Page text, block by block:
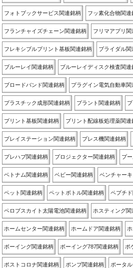
フォトブックサービス関連銘柄 フッ素化合物関連
フランチャイズチェーン関連銘柄 フリマアプリ関
フレキシブルプリント基板関連銘柄 ブライダル関
ブルーレイ関連銘柄 ブルーレイディスク検査関連
ブロードバンド関連銘柄 プラグイン電気自動車関
プラスチック成形関連銘柄 プラント関連銘柄
プリント基板関連銘柄 プリント配線板処理薬関連
プレイステーション関連銘柄 プレス機関連銘柄
プレハブ関連銘柄 プロジェクター関連銘柄 プ
ベトナム関連銘柄 ベビー関連銘柄 ベンチャー
ペット関連銘柄 ペットボトル関連銘柄 ペプチ
ペロブスカイト太陽電池関連銘柄 ホスティング関
ホームセンター関連銘柄 ホームドア関連銘柄
ボーイング関連銘柄 ボーイング787関連銘柄 ポ
ポストコロナ関連銘柄 ポンプ関連銘柄 ポータ